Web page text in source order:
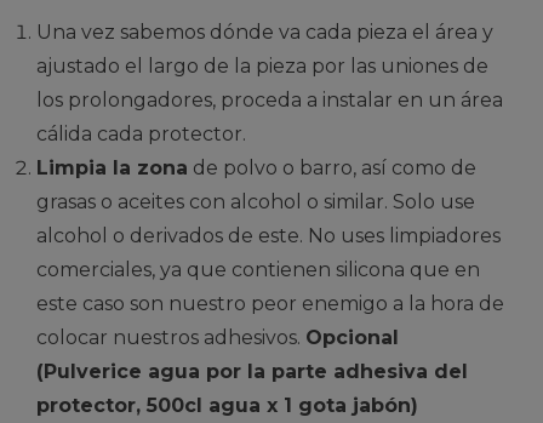
Una vez sabemos dónde va cada pieza el área y
ajustado el largo de la pieza por las uniones de
los prolongadores, proceda a instalar en un área
cálida cada protector.
Limpia la zona de polvo o barro, así como de
grasas o aceites con alcohol o similar. Solo use
alcohol o derivados de este. No uses limpiadores
comerciales, ya que contienen silicona que en
este caso son nuestro peor enemigo a la hora de
colocar nuestros adhesivos. Opcional
(Pulverice agua por la parte adhesiva del
protector, 500cl agua x 1 gota jabón)